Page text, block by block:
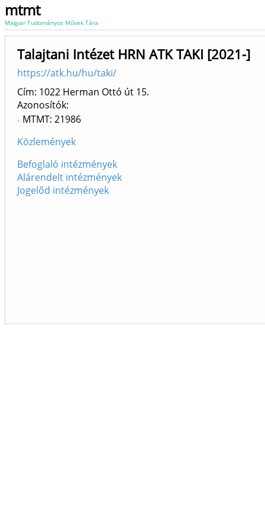
mtmt
Magyar Tudományos Művek Tára
Talajtani Intézet HRN ATK TAKI [2021-]
https://atk.hu/hu/taki/
Cím: 1022 Herman Ottó út 15.
Azonosítók
MTMT: 21986
Közlemények
Befoglaló intézmények
Alárendelt intézmények
Jogelőd intézmények